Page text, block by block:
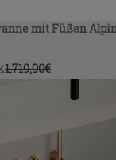
mit Füßen
1.719,90€